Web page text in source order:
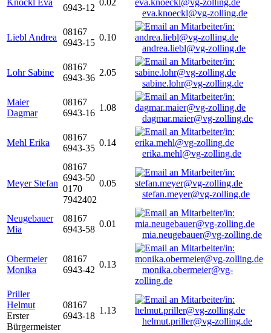
Knöckl Eva
6943-12
0.02
eva.knoeckl@vg-zolling.de
Liebl Andrea
08167
6943-15
0.10
andrea.liebl@vg-zolling.de
Lohr Sabine
08167
6943-36
2.05
sabine.lohr@vg-zolling.de
Maier
Dagmar
08167
6943-16
1.08
dagmar.maier@vg-zolling.de
Mehl Erika
08167
6943-35
0.14
erika.mehl@vg-zolling.de
Meyer Stefan
08167
6943-50
0170
7942402
0.05
stefan.meyer@vg-zolling.de
Neugebauer
Mia
08167
6943-58
0.01
mia.neugebauer@vg-zolling.de
Obermeier
Monika
08167
6943-42
0.13
monika.obermeier@vg-
zolling.de
Priller
Helmut
Erster
Bürgermeister
08167
6943-18
1.13
helmut.priller@vg-zolling.de